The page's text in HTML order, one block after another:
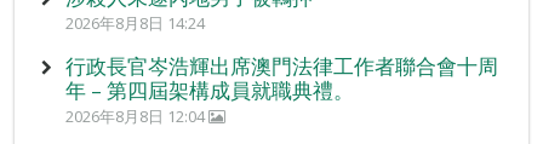
2026年8月8日 14:24
行政長官岑浩輝出席澳門法律工作者聯合會十周
年 – 第四屆架構成員就職典禮。
2026年8月8日 12:04